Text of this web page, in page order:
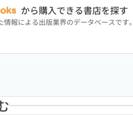
から購入できる書店を探す
情報による出版業界のデータベースで